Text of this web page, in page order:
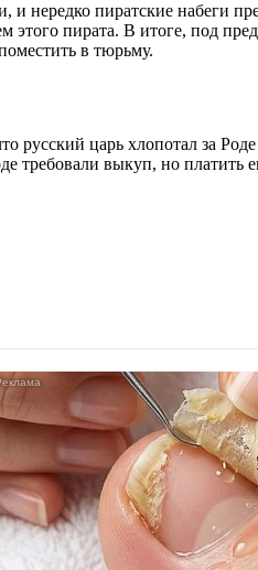
нередко пиратские набеги
этого пирата. В итоге, под
в тюрьму.
русский царь хлопотал за
требовали выкуп, но